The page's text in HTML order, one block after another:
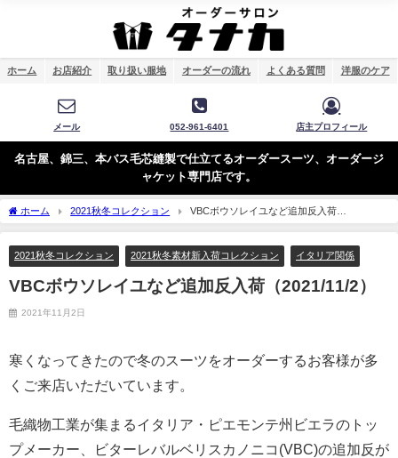
ホーム お店紹介 取り扱い服地 オーダーの流れ よくある質問 洋服のケア
メール 052-961-6401 店主プロフィール
名古屋、錦三、本バス毛芯縫製で仕立てるオーダースーツ、オーダージ
ャケット専門店です。
ホーム 2021秋冬コレクション
VBCボウソレイユなど追加反入荷
（2021/11/2）
2021秋冬コレクション 2021秋冬素材新入荷コレクション イタリア関係
VBCボウソレイユなど追加反入荷（2021/11/2）
2021年11月2日
寒くなってきたので冬のスーツをオーダーするお客様が多
くご来店いただいています。
毛織物工業が集まるイタリア・ピエモンテ州ビエラのトッ
プメーカー、ビターレバルベリスカノニコ(VBC)の追加反が